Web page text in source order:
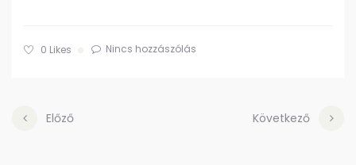
0 Likes Nincs hozzászólás
Előző Következő